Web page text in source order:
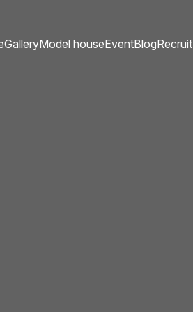
GalleryModel houseEventBlogRecruit